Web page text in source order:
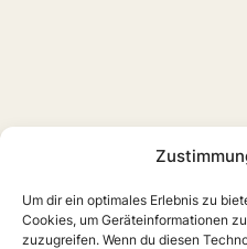
Um dir ein optimales Erlebnis zu
Cookies, um Geräteinformationen
zuzugreifen. Wenn du diesen